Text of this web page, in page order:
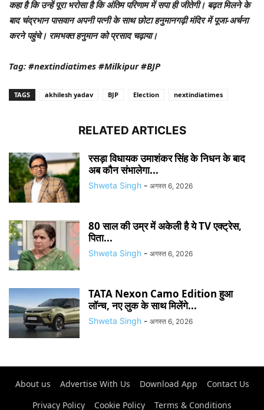
कहा है कि उन्हें पूरा भरोसा है कि अंतिम परिणाम में सपा ही जीतेगी। बढ़त मिलने के
बाद चंद्रभान पासवान अपनी पत्नी के साथ छोटा हनुमानगढ़ी मंदिर में पूजा-अर्चना
करने पहुंचे। रामभक्त हनुमान को प्रसाद चढ़ाया।
Tag: #nextindiatimes #Milkipur #BJP
TAGS akhilesh yadav BJP Election nextindiatimes
RELATED ARTICLES
रसड़ा विधायक उमाशंकर सिंह के निधन के बाद
अब कौन संभालेगा...
Shweta Singh - अगस्त 6, 2026
80 साल की उम्र में अकेली है ये TV एक्ट्रेस,
पिता...
Shweta Singh - अगस्त 6, 2026
TATA Nexon Camo Edition हुआ
लॉन्च, नए लुक के साथ मिलेंगे...
Shweta Singh - अगस्त 6, 2026
About us Advertise With Us Download App
Contact Us
Privacy Policy
Cookie Policy Terms & Conditions